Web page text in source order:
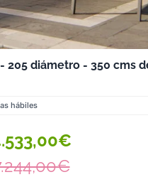
Las saunas de
ofrecen una
bienestar
combinando
momentos de
casa.
205 diámetro - 350 cms
hábiles